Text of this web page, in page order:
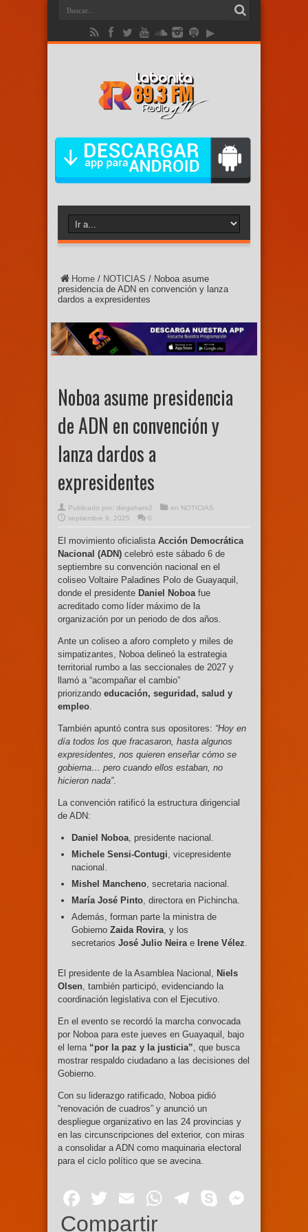
Home / NOTICIAS / Noboa asume
presidencia de ADN en convención y lanza
dardos a expresidentes
Noboa asume presidencia
de ADN en convención y
lanza dardos a
expresidentes
Publicado por: diegoharo2 en NOTICIAS
septiembre 9, 2025
0
El movimiento oficialista Acción Democrática
Nacional (ADN) celebró este sábado 6 de
septiembre su convención nacional en el
coliseo Voltaire Paladines Polo de Guayaquil,
donde el presidente Daniel Noboa fue
acreditado como líder máximo de la
organización por un periodo de dos años.
Ante un coliseo a aforo completo y miles de
simpatizantes, Noboa delineó la estrategia
territorial rumbo a las seccionales de 2027 y
llamó a “acompañar el cambio”
priorizando educación, seguridad, salud y
empleo
También apuntó contra sus opositores: “Hoy en
día todos los que fracasaron, hasta algunos
expresidentes, nos quieren enseñar cómo se
gobierna… pero cuando ellos estaban, no
hicieron nada”.
La convención ratificó la estructura dirigencial
de ADN:
Daniel Noboa , presidente nacional.
Michele Sensi-Contugi , vicepresidente
nacional.
Mishel Mancheno , secretaria nacional.
María José Pinto , directora en Pichincha.
Además, forman parte la ministra de
Gobierno Zaida Rovira , y los
secretarios José Julio Neira e Irene Vélez
El presidente de la Asamblea Nacional,
Niels
Olsen , también participó, evidenciando la
coordinación legislativa con el Ejecutivo.
En el evento se recordó la marcha convocada
por Noboa para este jueves en Guayaquil, bajo
el lema “por la paz y la justicia” , que busca
mostrar respaldo ciudadano a las decisiones del
Gobierno.
Con su liderazgo ratificado, Noboa pidió
“renovación de cuadros” y anunció un
despliegue organizativo en las 24 provincias y
en las circunscripciones del exterior, con miras
a consolidar a ADN como maquinaria electoral
para el ciclo político que se avecina.
Facebook
Twitter
EmailWhatsApp
Telegram
Skype
Compartir